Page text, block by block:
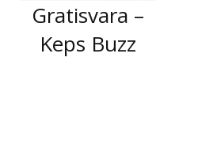
Gratisvara –
Keps Buzz